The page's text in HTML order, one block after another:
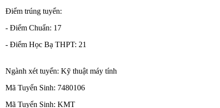
Điểm trúng tuyển:
- Điểm Chuẩn: 17
- Điểm Học Bạ THPT: 21
Ngành xét tuyển: Kỹ thuật máy tính
Mã Tuyển Sinh: 7480106
Mã Tuyển Sinh: KMT